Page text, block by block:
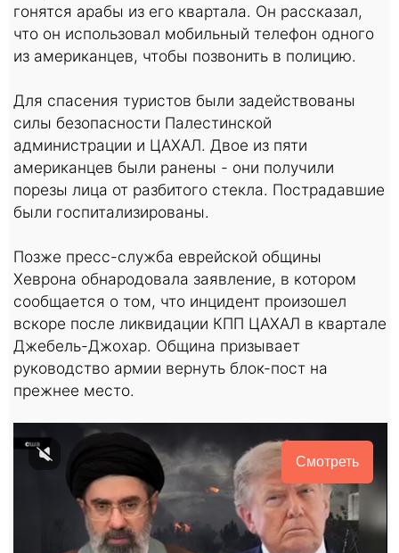
гонятся арабы из его квартала. Он рассказал,
что он использовал мобильный телефон одного
из американцев, чтобы позвонить в полицию.
Для спасения туристов были задействованы
силы безопасности Палестинской
администрации и ЦАХАЛ. Двое из пяти
американцев были ранены - они получили
порезы лица от разбитого стекла. Пострадавшие
были госпитализированы.
Позже пресс-служба еврейской общины
Хеврона обнародовала заявление, в котором
сообщается о том, что инцидент произошел
вскоре после ликвидации КПП ЦАХАЛ в квартале
Джебель-Джохар. Община призывает
руководство армии вернуть блок-пост на
прежнее место.
Смотреть